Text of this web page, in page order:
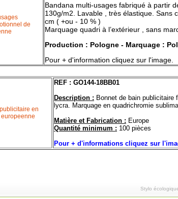
Bandana multi-usages fabriqué à partir
130g/m2. Lavable , très élastique. Sans
cm ( +ou - 10 % )
Marquage quadri à l’extérieur , sans
Production : Pologne - Marquage :
Pour + d'information cliquez sur l'image.
REF : GO144-18BB01
Description : Bonnet de bain publicitaire
lycra. Marquage en quadrichromie
Matière et Fabrication : Europe
Quantité minimum : 100 pièces
Pour + d'informations cliquez sur
Stylo